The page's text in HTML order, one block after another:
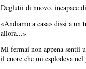
Deglutii di nuovo, incapace
«Andiamo a casa» dissi a un
allora...»
Mi fermai non appena sentii
il cuore che mi esplodeva